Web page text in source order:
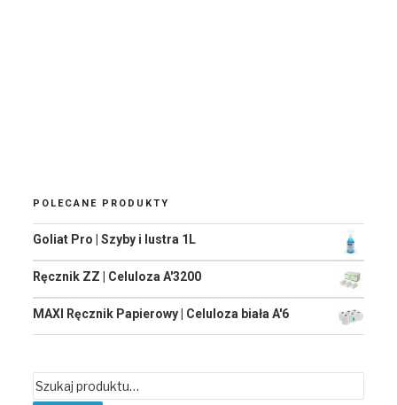
POLECANE PRODUKTY
Goliat Pro | Szyby i lustra 1L
Ręcznik ZZ | Celuloza A'3200
MAXI Ręcznik Papierowy | Celuloza biała A'6
Szukaj: